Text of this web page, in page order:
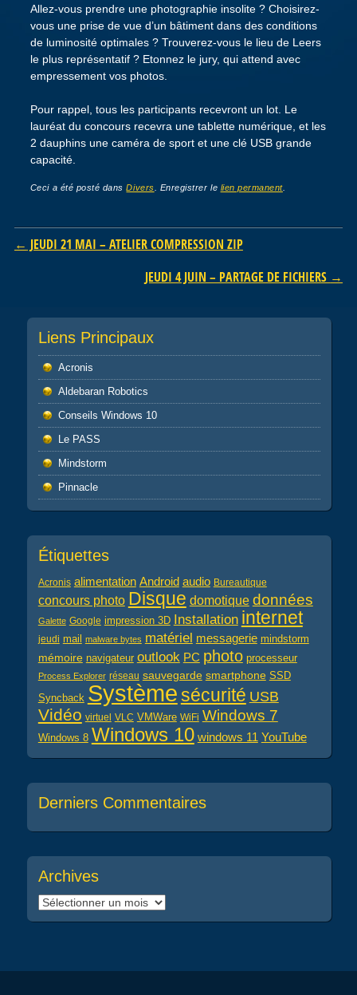
Allez-vous prendre une photographie insolite ? Choisirez-
vous une prise de vue d’un bâtiment dans des conditions
de luminosité optimales ? Trouverez-vous le lieu de Leers
le plus représentatif ? Etonnez le jury, qui attend avec
empressement vos photos.
Pour rappel, tous les participants recevront un lot. Le
lauréat du concours recevra une tablette numérique, et les
2 dauphins une caméra de sport et une clé USB grande
capacité.
Ceci a été posté dansDivers . Enregistrer le lien permanent.
Post navigation
← JEUDI 21 MAI – ATELIER COMPRESSION ZIP
JEUDI 4 JUIN – PARTAGE DE FICHIERS →
Liens Principaux
Acronis
Aldebaran Robotics
Conseils Windows 10
Le PASS
Mindstorm
Pinnacle
Étiquettes
Acronis alimentation Android audio Bureautique
concours photo Disque domotique données
Galette Google impression 3D Installation internet
jeudi mail malware bytes matériel messagerie mindstorm
mémoire navigateur outlook PC photo processeur
Process Explorer réseau sauvegarde smartphone SSD
Syncback Systèmesécurité USB
Vidéo virtuel VLC VMWare WiFi Windows 7
Windows 8 Windows 10 windows 11 YouTube
Derniers Commentaires
Archives
Archives